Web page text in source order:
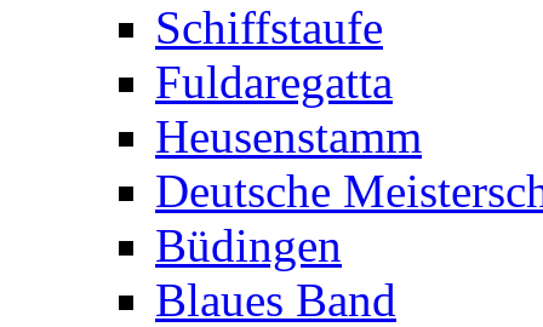
Schiffstaufe
Fuldaregatta
Heusenstamm
Deutsche
Büdingen
Blaues Band